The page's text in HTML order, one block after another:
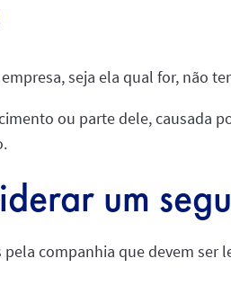
seja ela qual for, não
ou parte dele, causada
um
companhia que devem ser